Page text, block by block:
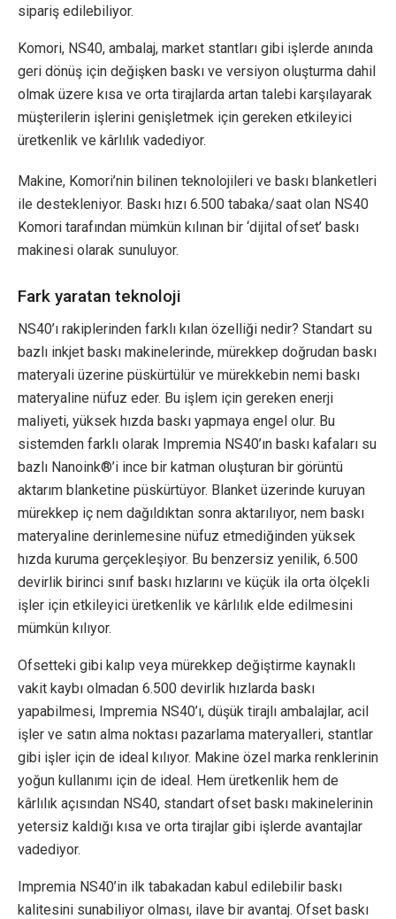
sipariş edilebiliyor.
Komori, NS40, ambalaj, market stantları gibi işlerde anında
geri dönüş için değişken baskı ve versiyon oluşturma dahil
olmak üzere kısa ve orta tirajlarda artan talebi karşılayarak
müşterilerin işlerini genişletmek için gereken etkileyici
üretkenlik ve kârlılık vadediyor.
Makine, Komori’nin bilinen teknolojileri ve baskı blanketleri
ile destekleniyor. Baskı hızı 6.500 tabaka/saat olan NS40
Komori tarafından mümkün kılınan bir ‘dijital ofset’ baskı
makinesi olarak sunuluyor.
Fark yaratan teknoloji
NS40’ı rakiplerinden farklı kılan özelliği nedir? Standart su
bazlı inkjet baskı makinelerinde, mürekkep doğrudan baskı
materyali üzerine püskürtülür ve mürekkebin nemi baskı
materyaline nüfuz eder. Bu işlem için gereken enerji
maliyeti, yüksek hızda baskı yapmaya engel olur. Bu
sistemden farklı olarak Impremia NS40’ın baskı kafaları su
bazlı Nanoink®’i ince bir katman oluşturan bir görüntü
aktarım blanketine püskürtüyor. Blanket üzerinde kuruyan
mürekkep iç nem dağıldıktan sonra aktarılıyor, nem baskı
materyaline derinlemesine nüfuz etmediğinden yüksek
hızda kuruma gerçekleşiyor. Bu benzersiz yenilik, 6.500
devirlik birinci sınıf baskı hızlarını ve küçük ila orta ölçekli
işler için etkileyici üretkenlik ve kârlılık elde edilmesini
mümkün kılıyor.
Ofsetteki gibi kalıp veya mürekkep değiştirme kaynaklı
vakit kaybı olmadan 6.500 devirlik hızlarda baskı
yapabilmesi, Impremia NS40’ı, düşük tirajlı ambalajlar, acil
işler ve satın alma noktası pazarlama materyalleri, stantlar
gibi işler için de ideal kılıyor. Makine özel marka renklerinin
yoğun kullanımı için de ideal. Hem üretkenlik hem de
kârlılık açısından NS40, standart ofset baskı makinelerinin
yetersiz kaldığı kısa ve orta tirajlar gibi işlerde avantajlar
vadediyor.
Impremia NS40’in ilk tabakadan kabul edilebilir baskı
kalitesini sunabiliyor olması, ilave bir avantaj. Ofset baskı